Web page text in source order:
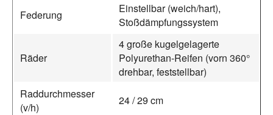
Federung
Einstellbar (weich/hart),
Stoßdämpfungssystem
Räder
4 große kugelgelagerte
Polyurethan-Reifen (vorn 360°
drehbar, feststellbar)
Raddurchmesser
(v/h)
24 / 29 cm